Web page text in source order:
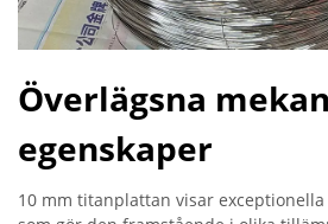
Överlägsna
egenskaper
10 mm titanplattan visar